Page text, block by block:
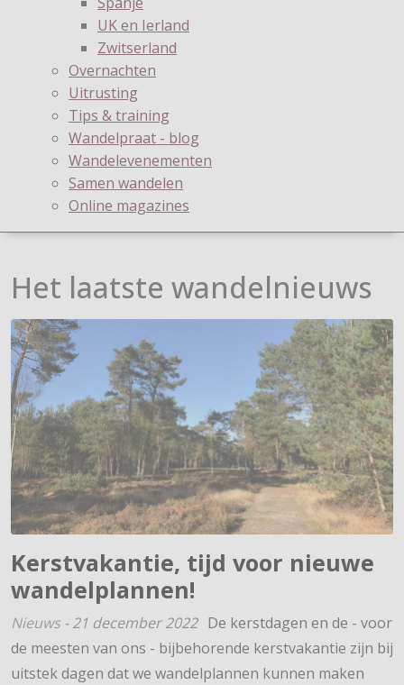
UK en Ierland
Zwitserland
Overnachten
Uitrusting
Tips & training
Wandelpraat - blog
Wandelevenementen
Samen wandelen
Online magazines
Het laatste wandelnieuws
Kerstvakantie, tijd voor nieuwe
wandelplannen!
Nieuws -21 december 2022 De kerstdagen en de - voor
de meesten van ons - bijbehorende kerstvakantie zijn bij
uitstek dagen dat we wandelplannen kunnen maken